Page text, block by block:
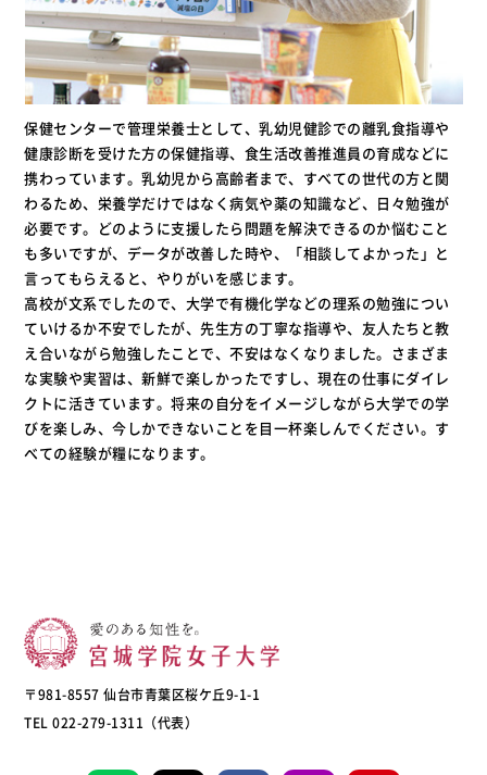
保健センターで管理栄養士として、乳幼児健診での離乳食指導や
健康診断を受けた方の保健指導、食生活改善推進員の育成などに
携わっています。乳幼児から高齢者まで、すべての世代の方と関
わるため、栄養学だけではなく病気や薬の知識など、日々勉強が
必要です。どのように支援したら問題を解決できるのか悩むこと
も多いですが、データが改善した時や、「相談してよかった」と
言ってもらえると、やりがいを感じます。
高校が文系でしたので、大学で有機化学などの理系の勉強につい
ていけるか不安でしたが、先生方の丁寧な指導や、友人たちと教
え合いながら勉強したことで、不安はなくなりました。さまざま
な実験や実習は、新鮮で楽しかったですし、現在の仕事にダイレ
クトに活きています。将来の自分をイメージしながら大学での学
びを楽しみ、今しかできないことを目一杯楽しんでください。す
べての経験が糧になります。
〒981-8557 仙台市青葉区桜ケ丘9-1-1
TEL 022-279-1311（代表）